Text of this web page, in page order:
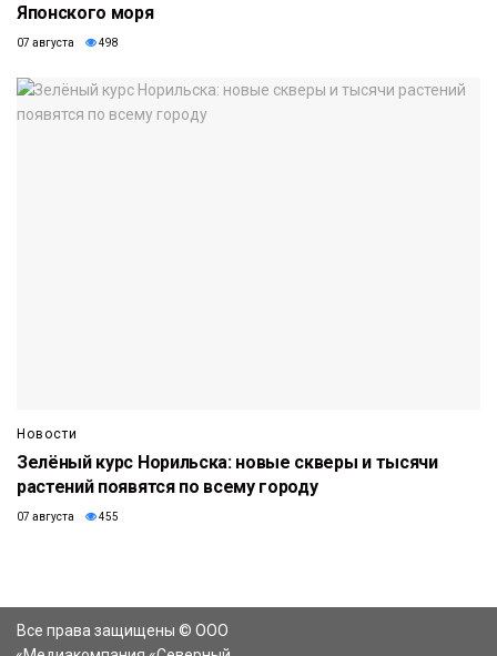
Японского моря
07 августа 498
Новости
Зелёный курс Норильска: новые скверы и тысячи
растений появятся по всему городу
07 августа 455
Все права защищены © ООО